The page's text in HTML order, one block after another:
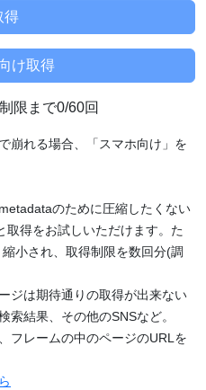
限まで0/60回
崩れる場合、「スマホ向け」を
のために圧縮したくない
取得をお試しいただけます。た
小され、取得制限を数回分(調
ジは期待通りの取得が出来ない
索結果、その他のSNSなど。
フレームの中のページのURLを